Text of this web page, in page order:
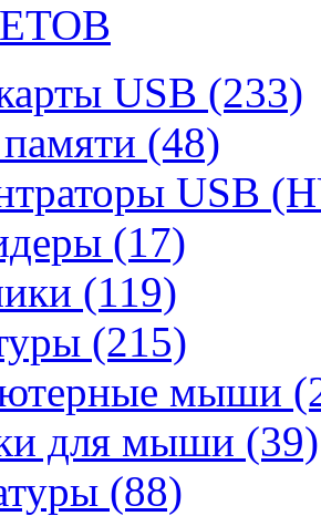
USB (233)
(48)
USB
(17)
(119)
(215)
мыши
для мыши (39)
(88)